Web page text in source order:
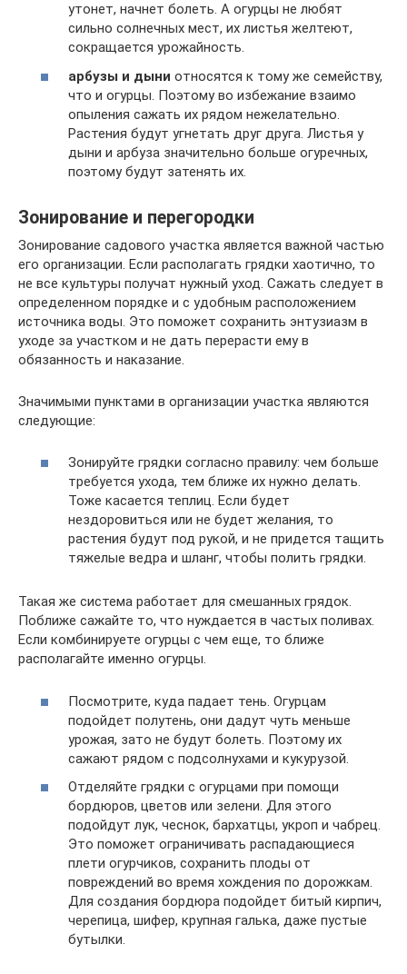
утонет, начнет болеть. А огурцы не любят
сильно солнечных мест, их листья желтеют,
сокращается урожайность.
арбузы и дыни относятся к тому же семейству,
что и огурцы. Поэтому во избежание взаимо
опыления сажать их рядом нежелательно.
Растения будут угнетать друг друга. Листья у
дыни и арбуза значительно больше огуречных,
поэтому будут затенять их.
Зонирование и перегородки
Зонирование садового участка является важной частью
его организации. Если располагать грядки хаотично, то
не все культуры получат нужный уход. Сажать следует в
определенном порядке и с удобным расположением
источника воды. Это поможет сохранить энтузиазм в
уходе за участком и не дать перерасти ему в
обязанность и наказание.
Значимыми пунктами в организации участка являются
следующие:
Зонируйте грядки согласно правилу: чем больше
требуется ухода, тем ближе их нужно делать.
Тоже касается теплиц. Если будет
нездоровиться или не будет желания, то
растения будут под рукой, и не придется тащить
тяжелые ведра и шланг, чтобы полить грядки.
Такая же система работает для смешанных грядок.
Поближе сажайте то, что нуждается в частых поливах.
Если комбинируете огурцы с чем еще, то ближе
располагайте именно огурцы.
Посмотрите, куда падает тень. Огурцам
подойдет полутень, они дадут чуть меньше
урожая, зато не будут болеть. Поэтому их
сажают рядом с подсолнухами и кукурузой.
Отделяйте грядки с огурцами при помощи
бордюров, цветов или зелени. Для этого
подойдут лук, чеснок, бархатцы, укроп и чабрец.
Это поможет ограничивать распадающиеся
плети огурчиков, сохранить плоды от
повреждений во время хождения по дорожкам.
Для создания бордюра подойдет битый кирпич,
черепица, шифер, крупная галька, даже пустые
бутылки.